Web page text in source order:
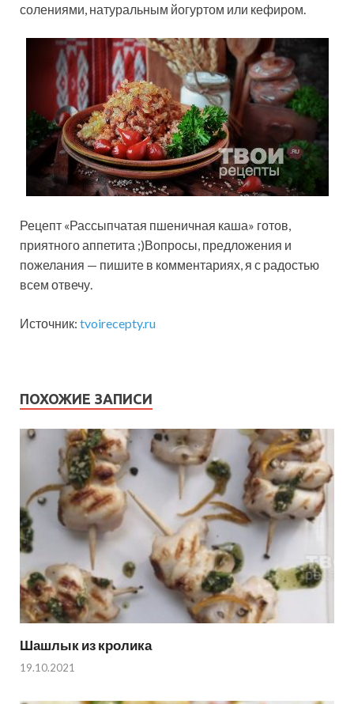
солениями, натуральным йогуртом или кефиром.
Рецепт «Рассыпчатая пшеничная каша» готов,
приятного аппетита ;)Вопросы, предложения и
пожелания — пишите в комментариях, я с радостью
всем отвечу.
Источник: tvoirecepty.ru
ПОХОЖИЕ ЗАПИСИ
Шашлык из кролика
19.10.2021